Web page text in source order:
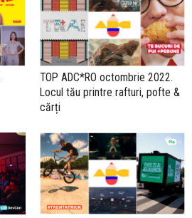
TOP ADC*RO octombrie 2022.
Locul tău printre rafturi, pofte &
cărți